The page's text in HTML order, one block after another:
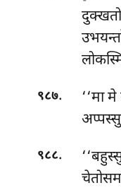
९८७.
‘‘मा
९८८.